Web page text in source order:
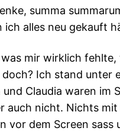
summa
ich alles neu gekauft
mir wirklich
doch? Ich stand unter
und Claudia waren im
auch nicht. Nichts
vor dem Screen